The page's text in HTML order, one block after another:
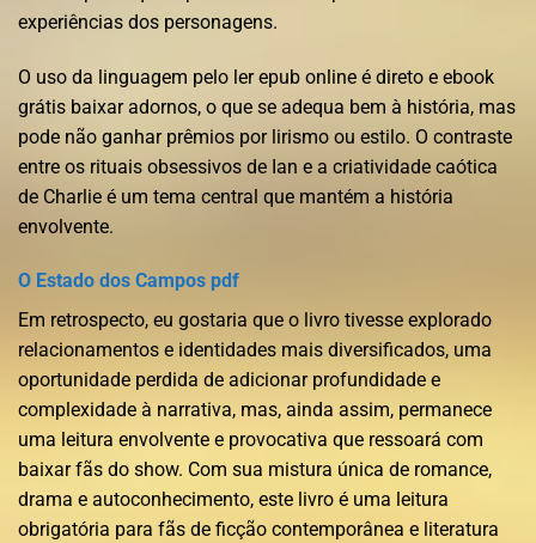
experiências dos personagens.
O uso da linguagem pelo ler epub online é direto e ebook
grátis baixar adornos, o que se adequa bem à história, mas
pode não ganhar prêmios por lirismo ou estilo. O contraste
entre os rituais obsessivos de Ian e a criatividade caótica
de Charlie é um tema central que mantém a história
envolvente.
O Estado dos Campos pdf
Em retrospecto, eu gostaria que o livro tivesse explorado
relacionamentos e identidades mais diversificados, uma
oportunidade perdida de adicionar profundidade e
complexidade à narrativa, mas, ainda assim, permanece
uma leitura envolvente e provocativa que ressoará com
baixar fãs do show. Com sua mistura única de romance,
drama e autoconhecimento, este livro é uma leitura
obrigatória para fãs de ficção contemporânea e literatura